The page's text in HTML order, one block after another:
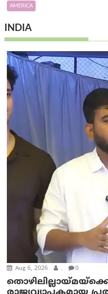
AMERICA
INDIA
Aug 6, 2026 . 0